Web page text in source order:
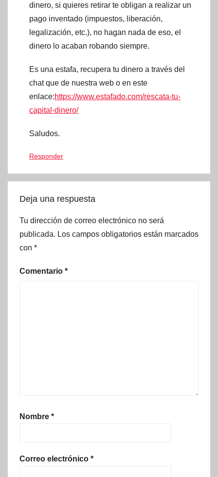
dinero, si quieres retirar te obligan a realizar un
pago inventado (impuestos, liberación,
legalización, etc.), no hagan nada de eso, el
dinero lo acaban robando siempre.
Es una estafa, recupera tu dinero a través del
chat que de nuestra web o en este
enlace:https://www.estafado.com/rescata-tu-
capital-dinero/
Saludos.
Responder
Deja una respuesta
Tu dirección de correo electrónico no será
publicada. Los campos obligatorios están marcados
con *
Comentario *
Nombre *
Correo electrónico *